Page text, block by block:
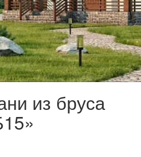
из бруса